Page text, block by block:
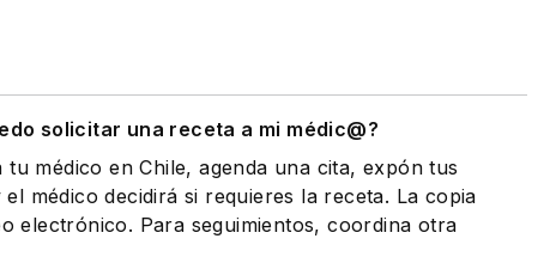
solicitar una receta a mi médic@?
médico en Chile, agenda una cita, expón tus
médico decidirá si requieres la receta. La copia
electrónico. Para seguimientos, coordina otra